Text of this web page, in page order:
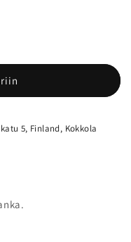
5, Finland, Kokkola